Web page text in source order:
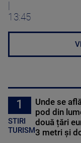
13:45
1
STIRI
TURISM
Unde se
pod din
două țări
3 metri și